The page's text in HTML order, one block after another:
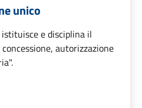
unico
e disciplina il
autorizzazione